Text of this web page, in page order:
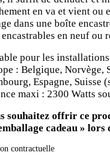
en va et vient ou
dans une boîte
en neuf ou
pour les
: Belgique, Norvège,
Espagne, Suisse
maxi : 2300 Watts
souhaitez offrir ce
cadeau » lors
contractuelle